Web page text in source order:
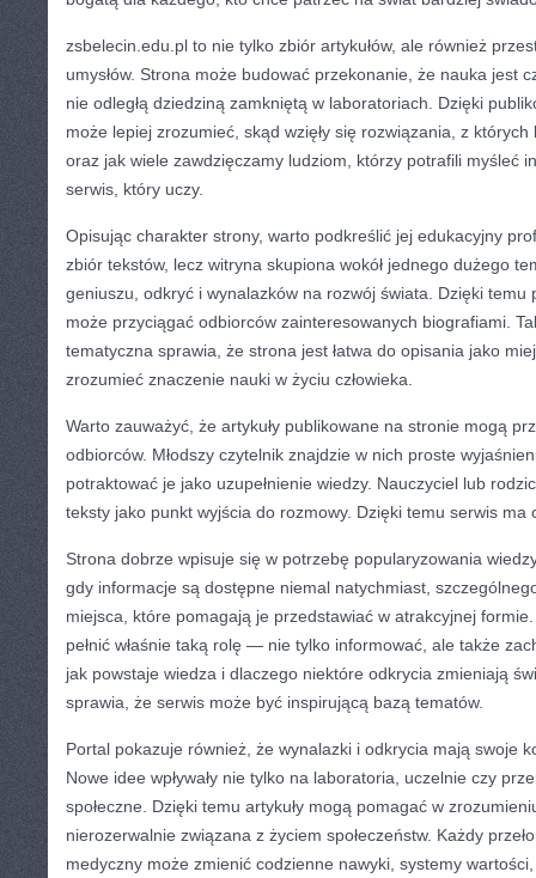
zsbelecin.edu.pl to nie tylko zbiór artykułów, ale również
umysłów. Strona może budować przekonanie, że nauka jest
nie odległą dziedziną zamkniętą w laboratoriach. Dzięki
może lepiej zrozumieć, skąd wzięły się rozwiązania, z
oraz jak wiele zawdzięczamy ludziom, którzy potrafili myśleć
serwis, który uczy.
Opisując charakter strony, warto podkreślić jej edukacyjny
zbiór tekstów, lecz witryna skupiona wokół jednego dużego
geniuszu, odkryć i wynalazków na rozwój świata. Dzięki temu
może przyciągać odbiorców zainteresowanych biografiami.
tematyczna sprawia, że strona jest łatwa do opisania jako
zrozumieć znaczenie nauki w życiu człowieka.
Warto zauważyć, że artykuły publikowane na stronie mogą
odbiorców. Młodszy czytelnik znajdzie w nich proste
potraktować je jako uzupełnienie wiedzy. Nauczyciel lub
teksty jako punkt wyjścia do rozmowy. Dzięki temu serwis ma
Strona dobrze wpisuje się w potrzebę popularyzowania
gdy informacje są dostępne niemal natychmiast,
miejsca, które pomagają je przedstawiać w atrakcyjnej
pełnić właśnie taką rolę — nie tylko informować, ale także
jak powstaje wiedza i dlaczego niektóre odkrycia zmieniają
sprawia, że serwis może być inspirującą bazą tematów.
Portal pokazuje również, że wynalazki i odkrycia mają swoje
Nowe idee wpływały nie tylko na laboratoria, uczelnie czy
społeczne. Dzięki temu artykuły mogą pomagać w
nierozerwalnie związana z życiem społeczeństw. Każdy
medyczny może zmienić codzienne nawyki, systemy